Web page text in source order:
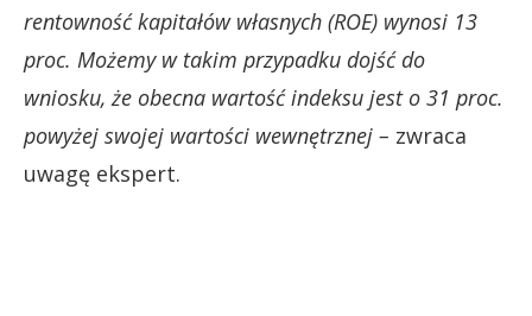
rentowność kapitałów własnych (ROE) wynosi 13
proc. Możemy w takim przypadku dojść do
wniosku, że obecna wartość indeksu jest o 31 proc.
powyżej swojej wartości wewnętrznej – zwraca
uwagę ekspert.